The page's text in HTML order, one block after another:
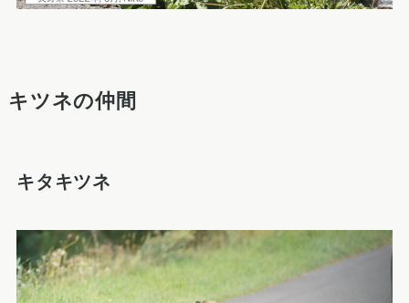
キツネの仲間
キタキツネ